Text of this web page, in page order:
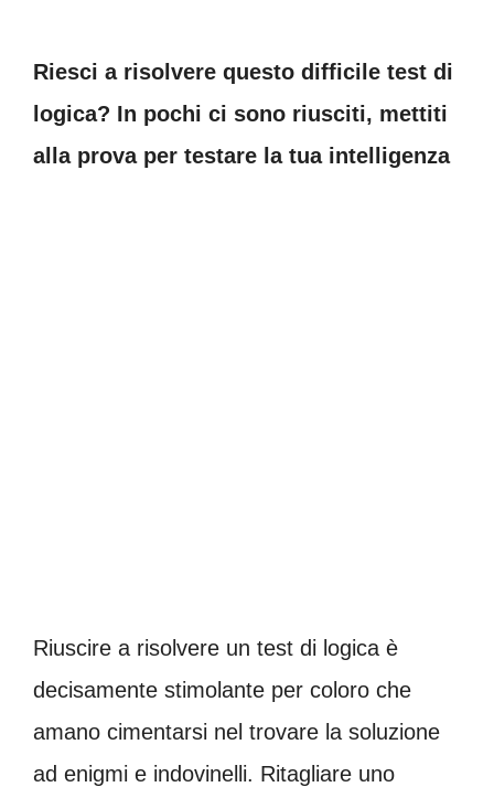
Riesci a risolvere questo difficile test di
logica? In pochi ci sono riusciti, mettiti
alla prova per testare la tua intelligenza
Riuscire a risolvere un test di logica è
decisamente stimolante per coloro che
amano cimentarsi nel trovare la soluzione
ad enigmi e indovinelli. Ritagliare uno